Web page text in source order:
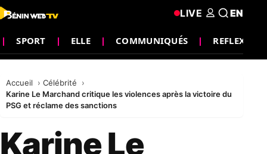
SPORT ELLE COMMUNIQUÉS REFLEXION
LIVE EN
Accueil
Célébrité
Karine Le Marchand critique les violences après la victoire du
PSG et réclame des sanctions
Karine Le